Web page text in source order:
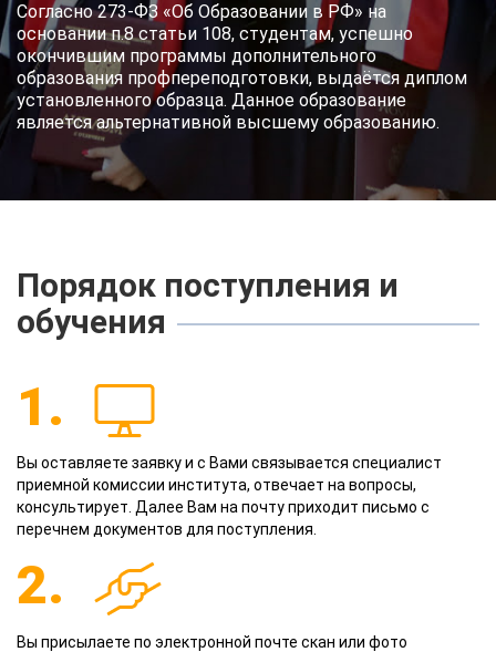
Согласно 273-ФЗ «Об Образовании в РФ» на
основании п.8 статьи 108, студентам, успешно
окончившим программы дополнительного
образования профпереподготовки, выдаётся диплом
установленного образца. Данное образование
является альтернативной высшему образованию.
Порядок поступления и
обучения
1.
Вы оставляете заявку и с Вами связывается специалист
приемной комиссии института, отвечает на вопросы,
консультирует. Далее Вам на почту приходит письмо с
перечнем документов для поступления.
2.
Вы присылаете по электронной почте скан или фото